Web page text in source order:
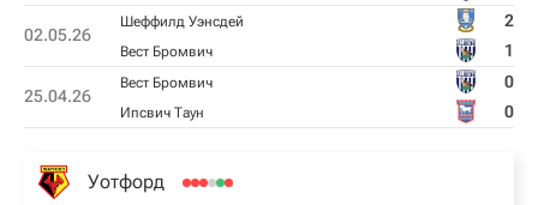
02.05.26
Шеффилд Уэнсдей 2
Вест Бромвич 1
25.04.26
Вест Бромвич 0
Ипсвич Таун 0
Уотфорд